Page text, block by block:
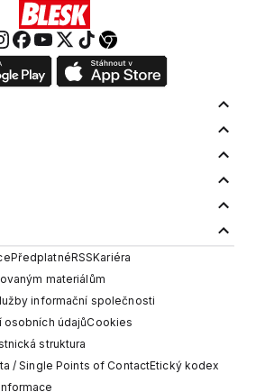
PředplatnéRSSKariéra
materiálům
informační společnosti
osobních údajůCookies
struktura
/ Single Points of ContactEtický kodex